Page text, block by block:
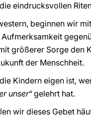
eindrucksvollen
beginnen wir
größerer Sorge
der Menschheit.
Kindern eigen ist,
unser“gelehrt hat.
wir dieses Gebet